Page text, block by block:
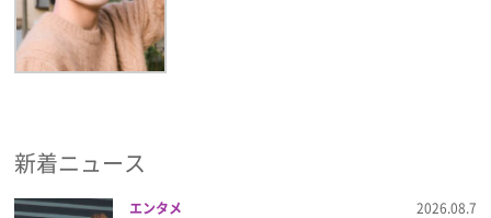
新着ニュース
エンタメ 2026.08.7